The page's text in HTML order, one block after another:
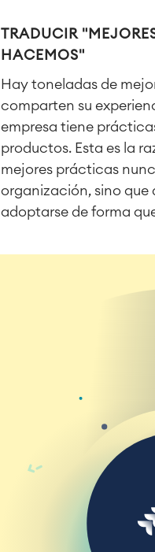
TRADUCIR
HACEMOS"
Hay toneladas de
comparten su
empresa tiene
productos. Esta es la
mejores prácticas
organización, sino que
adoptarse de forma